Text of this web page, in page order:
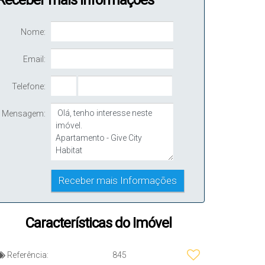
Nome:
Email:
Telefone:
Mensagem:
Características do Imóvel
Referência: 845